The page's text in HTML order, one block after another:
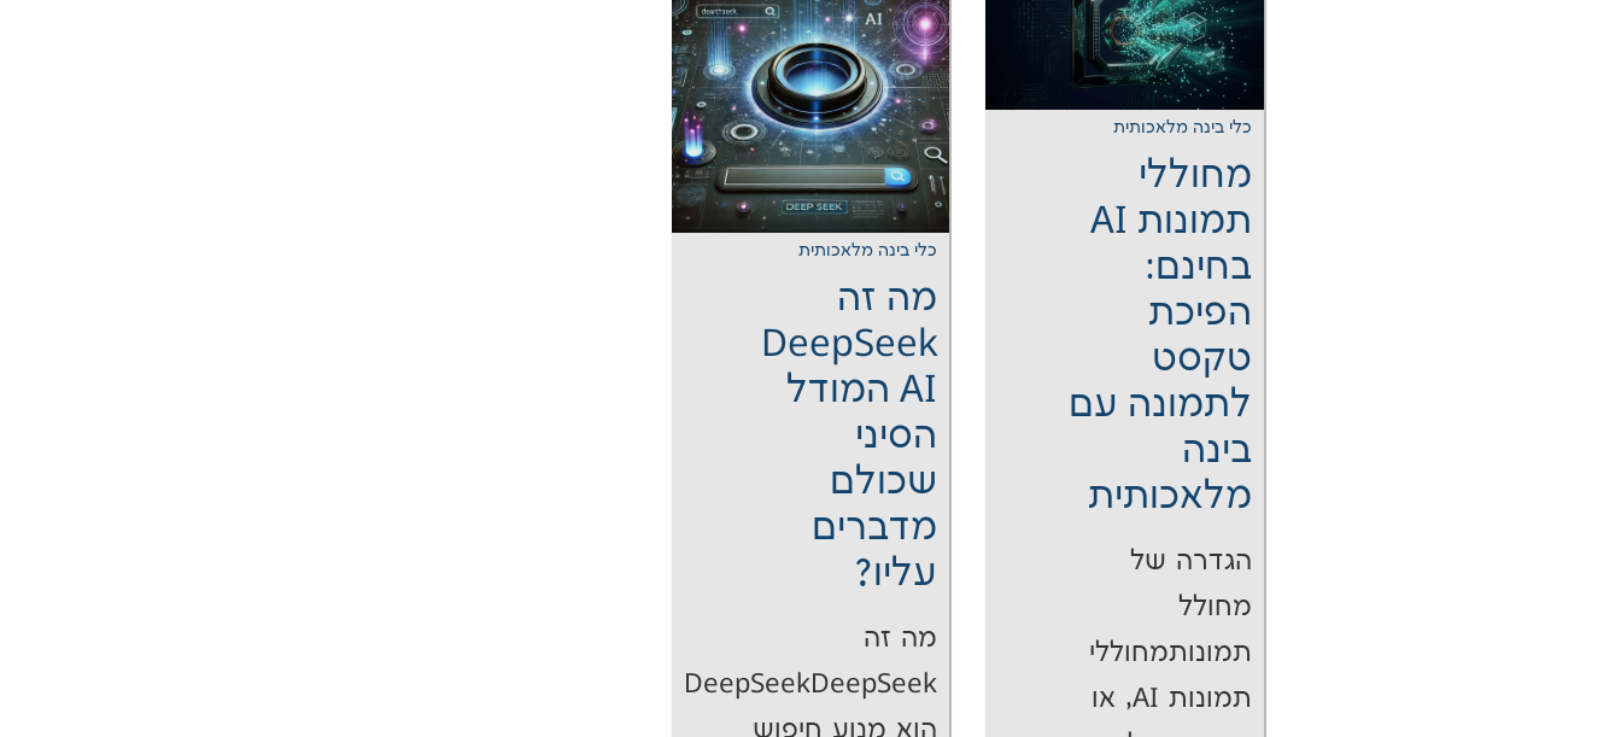
כלי בינה מלאכותית
מחוללי
תמונות AI
בחינם:
הפיכת
טקסט
לתמונה עם
בינה
מלאכותית
הגדרה של
מחולל
תמונותמחוללי
תמונות AI, או
כלי בינה מלאכותית
מה זה
DeepSeek
AI המודל
הסיני
שכולם
מדברים
עליו?
מה זה
DeepSeekDeepSeek
הוא מנוע חיפוש